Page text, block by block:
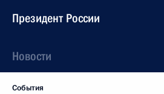
Президент России
Новости
События